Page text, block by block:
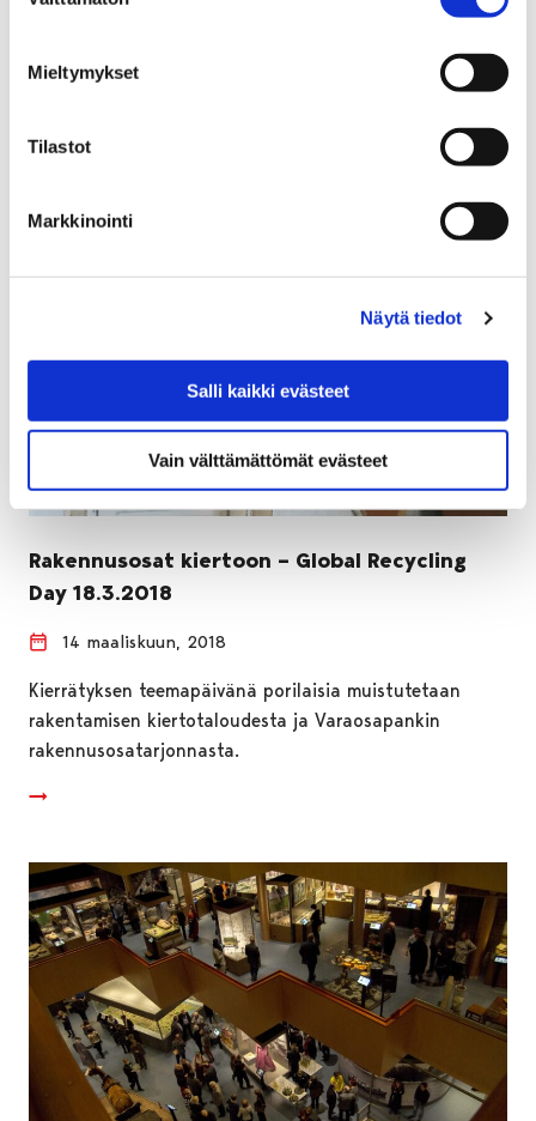
Mieltymykset
Tilastot
Markkinointi
Näytä tiedot
Salli kaikki evästeet
Vain välttämättömät evästeet
Karhuhalliin 1.9.2018! Tapahtuma järjestetään nyt jo
seitsemättä kertaa ja mahdollistuu vain hyvällä
Rakennusosat kiertoon – Global Recycling
Day 18.3.2018
14 maaliskuun, 2018
Kierrätyksen teemapäivänä porilaisia muistutetaan
rakentamisen kiertotaloudesta ja Varaosapankin
rakennusosatarjonnasta.